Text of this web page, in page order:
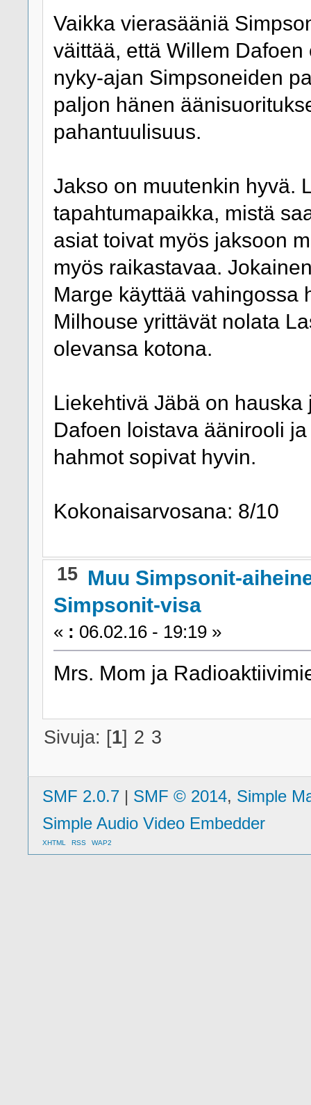
Vaikka vierasääniä
väittää, että Willem
nyky-ajan Simpsoneiden
paljon hänen
pahantuulisuus.
Jakso on muutenkin hyvä.
tapahtumapaikka, mistä
asiat toivat myös jaksoon
myös raikastavaa.
Marge käyttää vahingossa
Milhouse yrittävät nolata
olevansa kotona.
Liekehtivä Jäbä on
Dafoen loistava äänirooli
hahmot sopivat hyvin.
Kokonaisarvosana: 8/10
15 Muu Simpsonit-
Simpsonit-visa
« : 06.02.16 - 19:19 »
Mrs. Mom ja
Sivuja: [1] 2 3
SMF 2.0.7 | SMF © 2014, Simple
Simple Audio Video Embedder
XHTML RSS WAP2